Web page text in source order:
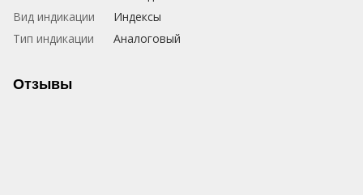
Вид индикации
Индексы
Тип индикации
Аналоговый
Отзывы